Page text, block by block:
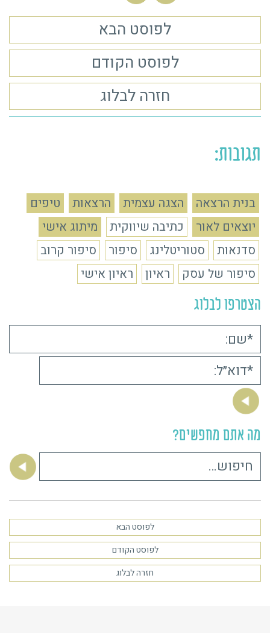
לפוסט הבא
לפוסט הקודם
חזרה לבלוג
תגובות:
בנית הרצאה הצגה עצמית הרצאות
טיפים
יוצאים לאור
כתיבה שיווקית
מיתוג אישי
סדנאות
סטוריטלינג סיפור
סיפור קרוב
סיפור של עסק
ראיון ראיון אישי
הצטרפו לבלוג
מה אתם מחפשים?
חיפוש:
לפוסט הבא
לפוסט הקודם
חזרה לבלוג